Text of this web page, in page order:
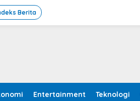
Berita
Entertainment Teknologi